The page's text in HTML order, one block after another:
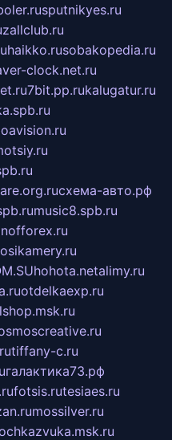
sputnikyes.ru
zallclub.ru
haikko.rusobakopedia.ru
clock.net.ru
7bit.pp.rukalugatur.ru
схема-авто.рф
music8.spb.ru
hohota.netalimy.ru
otdelkaexp.ru
tiffany-c.ru
галактика73.рф
fotsis.rutesiaes.ru
mossilver.ru